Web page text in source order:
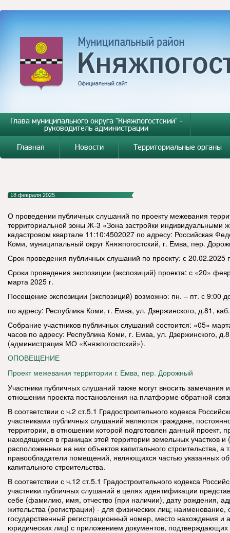
Глава муниципального округа "Княжпогостский" -
руководитель администрации
Главная
Новости Территориальные органы
18 февраля 2025
О проведении публичных слушаний по проекту межевания
территориальной зоны Ж-3 «Зона застройки индивидуальными
кадастровом квартале 11:10:4502027 по адресу: Российская
Коми, муниципальный округ Княжпогостский, г. Емва, пер.
Срок проведения публичных слушаний по проекту: с 20.02.2025
Сроки проведения экспозиции (экспозиций) проекта: с «20»
марта 2025 г.
Посещение экспозиции (экспозиций) возможно: пн. – пт. с 9:00
по адресу: Республика Коми, г. Емва, ул. Дзержинского, д.81,
Собрание участников публичных слушаний состоится: «05»
часов по адресу: Республика Коми, г. Емва, ул. Дзержинского,
(администрация МО «Княжпогостский»).
ОПОВЕЩЕНИЕ
Проект межевания территории г. Емва, пер. Дорожный
Участники публичных слушаний также могут вносить замечания
отношении проекта постановления на платформе обратной
В соответствии с ч.2 ст.5.1 Градостроительного кодекса
участниками публичных слушаний являются граждане,
территории, в отношении которой подготовлен данный проект,
находящихся в границах этой территории земельных участков и
расположенных на них объектов капитального строительства, а
правообладатели помещений, являющихся частью указанных
капитального строительства.
В соответствии с ч.12 ст.5.1 Градостроительного кодекса
участники публичных слушаний в целях идентификации
себе (фамилию, имя, отчество (при наличии), дату рождения,
жительства (регистрации) - для физических лиц; наименование,
государственный регистрационный номер, место нахождения и
юридических лиц) с приложением документов, подтверждающих